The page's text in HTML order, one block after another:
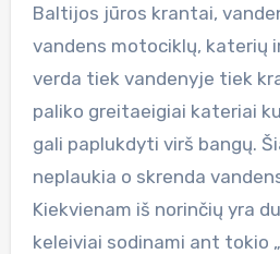
Baltijos jūros krantai,
vandens motociklų, katerių
verda tiek vandenyje tiek
paliko greitaeigiai kateriai
gali paplukdyti virš bangų.
neplaukia o skrenda
Kiekvienam iš norinčių yra
keleiviai sodinami ant tokio